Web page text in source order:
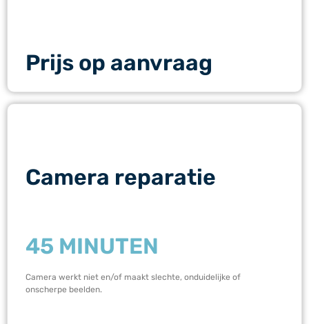
Prijs op aanvraag
Camera reparatie
45 MINUTEN
Camera werkt niet en/of maakt slechte, onduidelijke of
onscherpe beelden.